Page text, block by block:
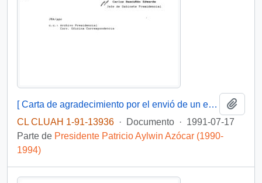
[ Carta de agradecimiento por el envió de un ejemplar de la publicación "15 Años" de CIEPLAN]
CL CLUAH 1-91-13936 · Documento · 1991-07-17
Parte de Presidente Patricio Aylwin Azócar (1990-
1994)